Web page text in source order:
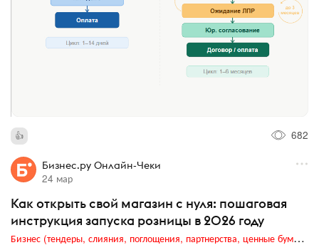
682
Бизнес.ру Онлайн-Чеки
24 мар
Как открыть свой магазин с нуля: пошаговая
инструкция запуска розницы в 2026 году
Бизнес (тендеры, слияния, поглощения, партнерства, ценные бумаги, акционеры, финансы и отчетность)